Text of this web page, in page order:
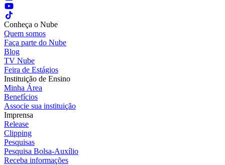
Conheça o Nube
Quem somos
Faça parte do Nube
Blog
TV Nube
Feira de Estágios
Instituição de Ensino
Minha Área
Benefícios
Associe sua instituição
Imprensa
Release
Clipping
Pesquisas
Pesquisa Bolsa-Auxílio
Receba informações